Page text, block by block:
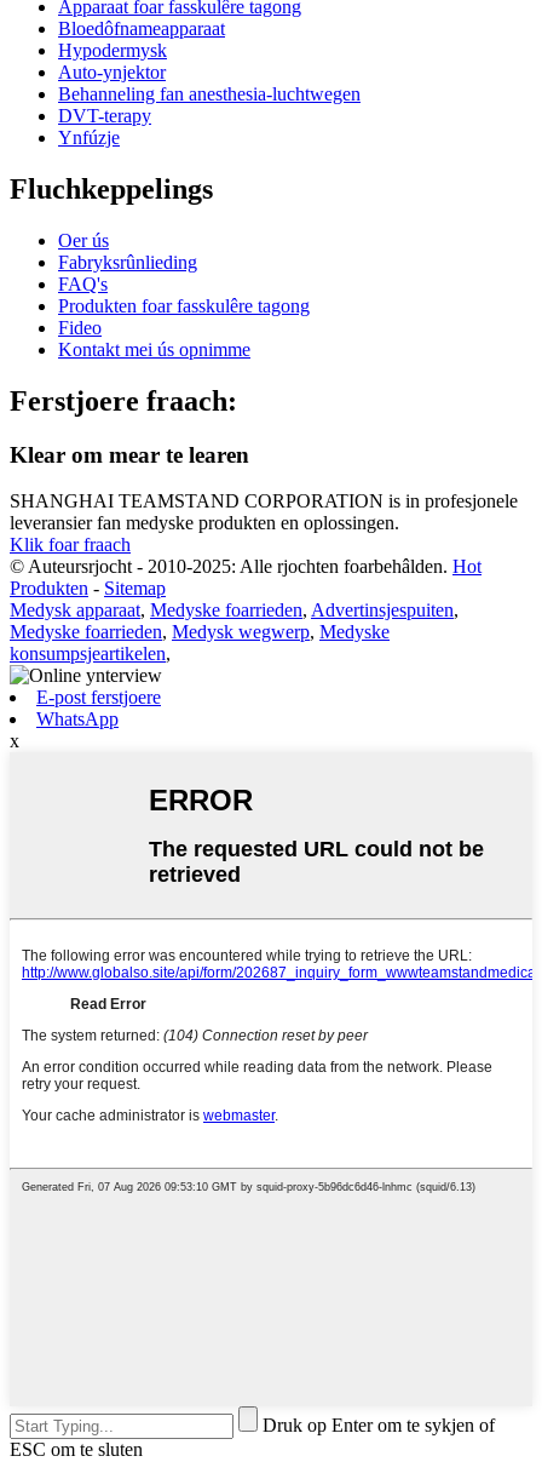
Apparaat foar fasskulêre tagong
Bloedôfnameapparaat
Hypodermysk
Auto-ynjektor
Behanneling fan anesthesia-luchtwegen
DVT-terapy
Ynfúzje
Fluchkeppelings
Oer ús
Fabryksrûnlieding
FAQ's
Produkten foar fasskulêre tagong
Fideo
Kontakt mei ús opnimme
Ferstjoere fraach:
Klear om mear te learen
SHANGHAI TEAMSTAND CORPORATION is in profesjonele
leveransier fan medyske produkten en oplossingen.
Klik foar fraach
© Auteursrjocht - 2010-2025: Alle rjochten foarbehâlden. Hot
Produkten - Sitemap
Medysk apparaat, Medyske foarrieden, Advertinsjespuiten,
Medyske foarrieden, Medysk wegwerp, Medyske
konsumpsjeartikelen,
E-post ferstjoere
WhatsApp
x
Druk op Enter om te sykjen of
ESC om te sluten